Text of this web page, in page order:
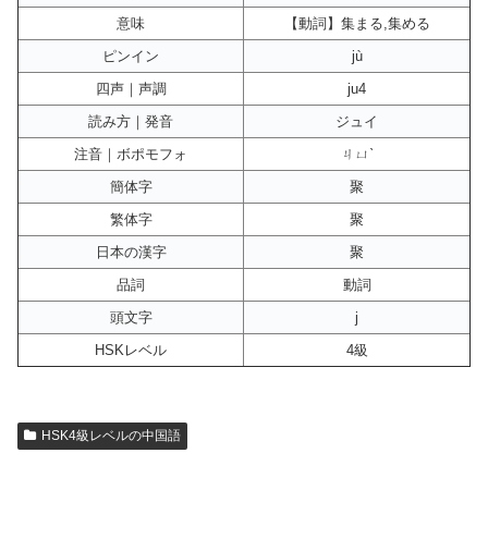
意味
【動詞】集まる,集める
ピンイン
jù
四声｜声調
ju4
読み方｜発音
ジュイ
注音｜ボポモフォ
ㄐㄩˋ
簡体字
聚
繁体字
聚
日本の漢字
聚
品詞
動詞
頭文字
j
HSKレベル
4級
HSK4級レベルの中国語